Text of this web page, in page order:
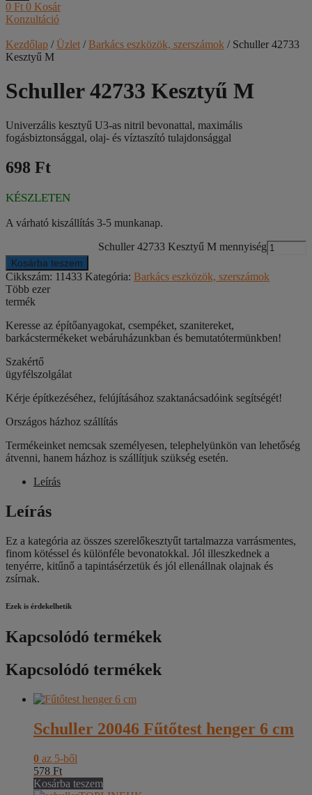
0 Ft 0 Kosár
Konzultáció
Kezdőlap /Üzlet /Barkács eszközök, szerszámok / Schuller 42733
Kesztyű M
Schuller 42733 Kesztyű M
Univerzális kesztyű U3-as nitril bevonattal, maximális
fogásbiztonsággal, olaj- és víztaszító tulajdonsággal
698 Ft
KÉSZLETEN
A várható kiszállítás 3-5 munkanap.
Schuller 42733 Kesztyű M mennyiség
Kosárba teszem
Cikkszám: 11433 Kategória: Barkács eszközök, szerszámok
Több ezer
termék
Keresse az építőanyagokat, csempéket, szanitereket,
barkácstermékeket webáruházunkban és bemutatótermünkben!
Szakértő
ügyfélszolgálat
Kérje építkezéséhez, felújításához szaktanácsadóink segítségét!
Országos házhoz szállítás
Termékeinket nemcsak személyesen, telephelyünkön van lehetőség
átvenni, hanem házhoz is szállítjuk szükség esetén.
Leírás
Leírás
Ez a kategória az összes szerelőkesztyűt tartalmazza varrásmentes,
finom kötéssel és különféle bevonatokkal. Jól illeszkednek a
tenyérre, kitűnő a tapintásérzetük és jól ellenállnak olajnak és
zsírnak.
Ezek is érdekelhetik
Kapcsolódó termékek
Kapcsolódó termékek
Schuller 20046 Fűtőtest henger 6 cm
0 az 5-ből
578 Ft
Kosárba teszem